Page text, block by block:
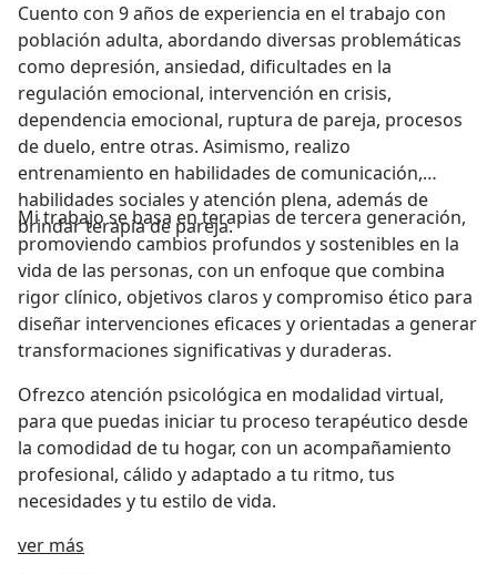
Cuento con 9 años de experiencia en el trabajo con
población adulta, abordando diversas problemáticas
como depresión, ansiedad, dificultades en la
regulación emocional, intervención en crisis,
dependencia emocional, ruptura de pareja, procesos
de duelo, entre otras. Asimismo, realizo
entrenamiento en habilidades de comunicación,
habilidades sociales y atención plena, además de
brindar terapia de pareja.
Mi trabajo se basa en terapias de tercera generación,
promoviendo cambios profundos y sostenibles en la
vida de las personas, con un enfoque que combina
rigor clínico, objetivos claros y compromiso ético para
diseñar intervenciones eficaces y orientadas a generar
transformaciones significativas y duraderas.
Ofrezco atención psicológica en modalidad virtual,
para que puedas iniciar tu proceso terapéutico desde
la comodidad de tu hogar, con un acompañamiento
profesional, cálido y adaptado a tu ritmo, tus
necesidades y tu estilo de vida.
ver más